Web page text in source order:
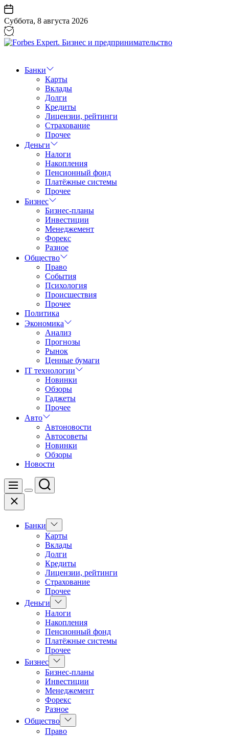
Перейти
к
содержанию
Суббота, 8 августа 2026
Бизнес
предпринимательство
Банки
Карты
Вклады
Долги
Кредиты
Лицензии, рейтинги
Страхование
Прочее
Деньги
Налоги
Накопления
Пенсионный фонд
Платёжные системы
Прочее
Бизнес
Бизнес-планы
Инвестиции
Менеджемент
Форекс
Разное
Общество
Право
События
Психология
Происшествия
Прочее
Политика
Экономика
Анализ
Прогнозы
Рынок
Ценные бумаги
IT технологии
Новинки
Обзоры
Гаджеты
Прочее
Авто
Автоновости
Автосоветы
Новинки
Обзоры
Новости
Меню
Цвет
Поиск
Закрыть
Банки
Показать
подменю
Карты
Вклады
Долги
Кредиты
Лицензии, рейтинги
Страхование
Прочее
Деньги
Показать
подменю
Налоги
Накопления
Пенсионный фонд
Платёжные системы
Прочее
Бизнес Показать
подменю
Бизнес-планы
Инвестиции
Менеджемент
Форекс
Разное
Общество Показать
подменю
Право